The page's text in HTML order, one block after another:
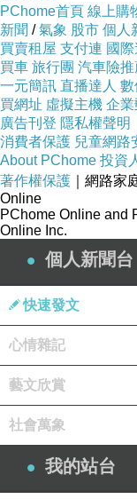
恭喜台灣女子
期待即將上場
也能順利奪牌
台灣 加油！
上一篇：
下一篇：2024/08/06
廄
2024-08-
PChome首頁 線上購
新聞 /氣象 股市 個人
買賣租屋 支付連 國際
買車 旅行團 汽車險推
一元簡訊 直播達人 數
買網址 虛擬主機 企
廣告刊登 隱私權聲明
消費者保護 兒童網路
About PChome 投資
著作權保護 ｜網路家
Online
PChome Online and
Online Inc.
個人新聞台
快速發文
心情雜記
藝文欣賞
社會萬象
我的站台